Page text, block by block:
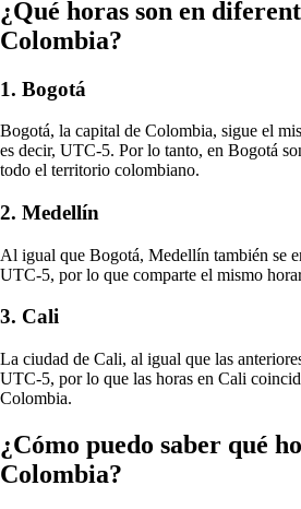
¿Qué horas son en
Colombia?
1. Bogotá
Bogotá, la capital de Colombia, sigue el
es decir, UTC-5. Por lo tanto, en Bogotá
todo el territorio colombiano.
2. Medellín
Al igual que Bogotá, Medellín también se
UTC-5, por lo que comparte el mismo
3. Cali
La ciudad de Cali, al igual que las
UTC-5, por lo que las horas en Cali
Colombia.
¿Cómo puedo saber qué
Colombia?